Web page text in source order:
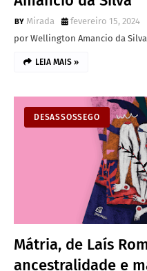
Mirada
fevereiro 15, 2024
por Wellington Amancio da
LEIA MAIS »
DESASSOSSEGO
Mátria, de Laís
ancestralidade e